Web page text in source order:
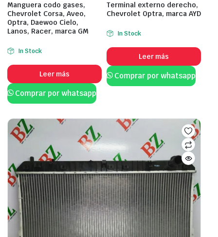
Manguera codo gases,
Chevrolet Corsa, Aveo,
Optra, Daewoo Cielo,
Lanos, Racer, marca GM
In Stock
Leer más
Comprar por whatsapp
Terminal externo derecho,
Chevrolet Optra, marca AYD
In Stock
Leer más
Comprar por whatsapp